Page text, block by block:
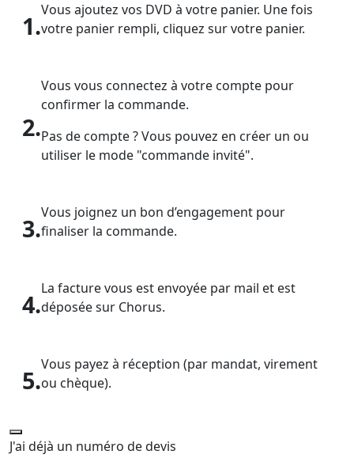
1.
Vous ajoutez vos DVD à votre panier. Une fois
votre panier rempli, cliquez sur votre panier.
2.
Vous vous connectez à votre compte pour
confirmer la commande.
Pas de compte ? Vous pouvez en créer un ou
utiliser le mode "commande invité".
3.
Vous joignez un bon d’engagement pour
finaliser la commande.
4.
La facture vous est envoyée par mail et est
déposée sur Chorus.
5.
Vous payez à réception (par mandat, virement
ou chèque).
J'ai déjà un numéro de devis